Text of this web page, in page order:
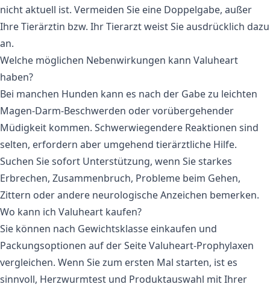
nicht aktuell ist. Vermeiden Sie eine Doppelgabe, außer
Ihre Tierärztin bzw. Ihr Tierarzt weist Sie ausdrücklich dazu
an.
Welche möglichen Nebenwirkungen kann Valuheart
haben?
Bei manchen Hunden kann es nach der Gabe zu leichten
Magen-Darm-Beschwerden oder vorübergehender
Müdigkeit kommen. Schwerwiegendere Reaktionen sind
selten, erfordern aber umgehend tierärztliche Hilfe.
Suchen Sie sofort Unterstützung, wenn Sie starkes
Erbrechen, Zusammenbruch, Probleme beim Gehen,
Zittern oder andere neurologische Anzeichen bemerken.
Wo kann ich Valuheart kaufen?
Sie können nach Gewichtsklasse einkaufen und
Packungsoptionen auf der SeiteValuheart-Prophylaxen
vergleichen. Wenn Sie zum ersten Mal starten, ist es
sinnvoll, Herzwurmtest und Produktauswahl mit Ihrer